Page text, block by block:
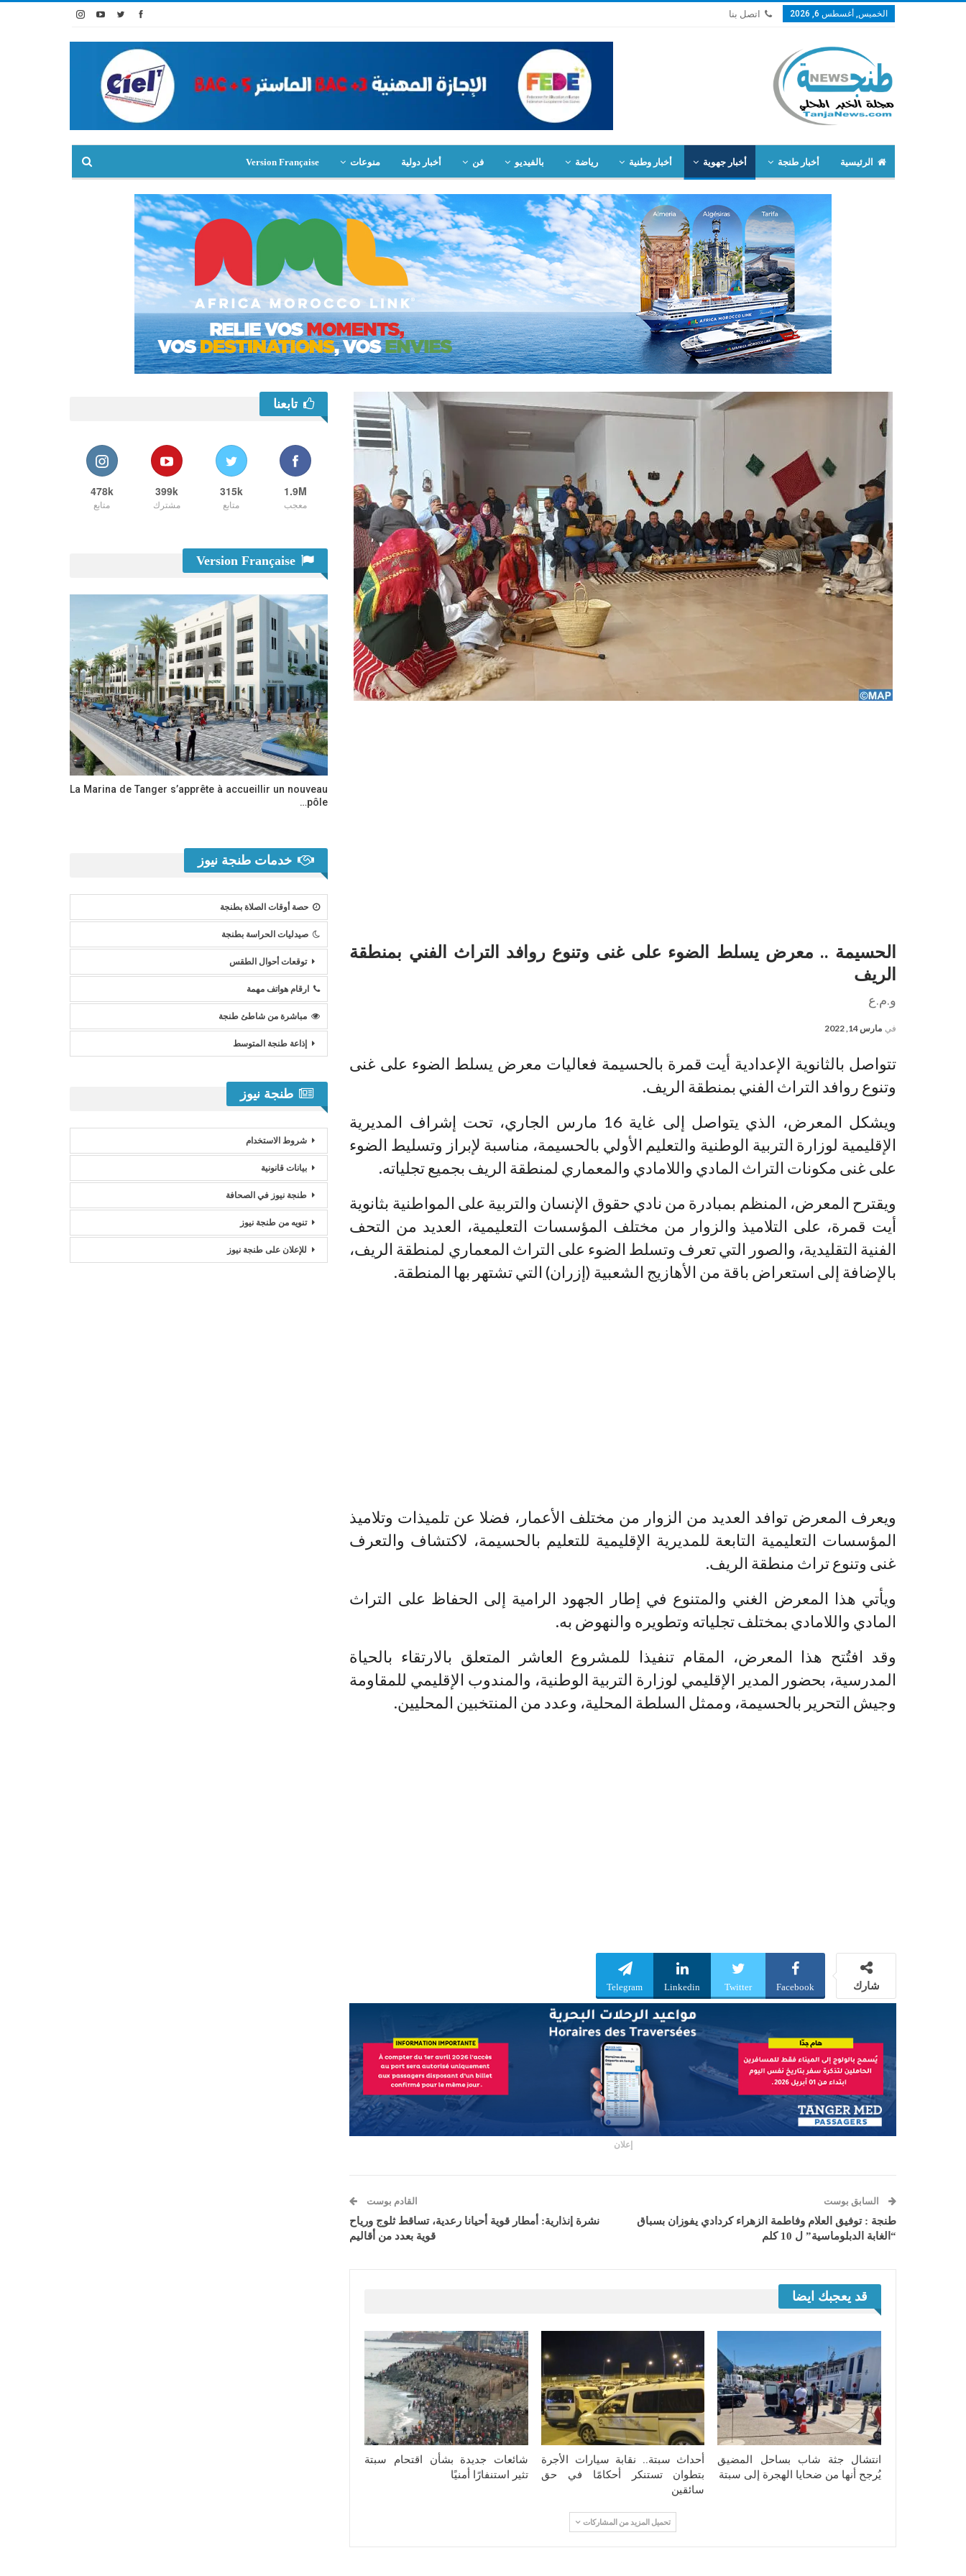
الخميس, أغسطس 6, 2026 اتصل بنا
الرئيسية أخبار طنجة أخبار جهوية أخبار وطنية رياضة بالفيديو فن أخبار دولية منوعات Version Française
الحسيمة .. معرض يسلط الضوء على غنى وتنوع روافد التراث الفني بمنطقة
الريف
و.م.ع
في مارس 14, 2022
تتواصل بالثانوية الإعدادية أيت قمرة بالحسيمة فعاليات معرض يسلط الضوء على غنى
وتنوع روافد التراث الفني بمنطقة الريف.
ويشكل المعرض، الذي يتواصل إلى غاية 16 مارس الجاري، تحت إشراف المديرية
الإقليمية لوزارة التربية الوطنية والتعليم الأولي بالحسيمة، مناسبة لإبراز وتسليط الضوء
على غنى مكونات التراث المادي واللامادي والمعماري لمنطقة الريف بجميع تجلياته.
ويقترح المعرض، المنظم بمبادرة من نادي حقوق الإنسان والتربية على المواطنية بثانوية
أيت قمرة، على التلاميذ والزوار من مختلف المؤسسات التعليمية، العديد من التحف
الفنية التقليدية، والصور التي تعرف وتسلط الضوء على التراث المعماري لمنطقة الريف،
بالإضافة إلى استعراض باقة من الأهازيج الشعبية (إزران) التي تشتهر بها المنطقة.
ويعرف المعرض توافد العديد من الزوار من مختلف الأعمار، فضلا عن تلميذات وتلاميذ
المؤسسات التعليمية التابعة للمديرية الإقليمية للتعليم بالحسيمة، لاكتشاف والتعرف
غنى وتنوع تراث منطقة الريف.
ويأتي هذا المعرض الغني والمتنوع في إطار الجهود الرامية إلى الحفاظ على التراث
المادي واللامادي بمختلف تجلياته وتطويره والنهوض به.
وقد افتُتح هذا المعرض، المقام تنفيذا للمشروع العاشر المتعلق بالارتقاء بالحياة
المدرسية، بحضور المدير الإقليمي لوزارة التربية الوطنية، والمندوب الإقليمي للمقاومة
وجيش التحرير بالحسيمة، وممثل السلطة المحلية، وعدد من المنتخبين المحليين.
شارك Facebook
Twitter
Linkedin
Telegram
إعلان
السابق بوست
طنجة : توفيق العلام وفاطمة الزهراء كردادي يفوزان بسباق
“الغابة الدبلوماسية” ل 10 كلم
القادم بوست
نشرة إنذارية: أمطار قوية أحيانا رعدية، تساقط ثلوج ورياح
قوية بعدد من أقاليم
قد يعجبك ايضا
انتشال جثة شاب بساحل المضيق
يُرجح أنها من ضحايا الهجرة إلى سبتة
أحداث سبتة.. نقابة سيارات الأجرة
بتطوان تستنكر أحكامًا في حق
سائقين
شائعات جديدة بشأن اقتحام سبتة
تثير استنفارًا أمنيًا
تحميل المزيد من المشاركات
تابعنا
1.9M
معجب
315k
متابع
399k
مشترك
478k
متابع
La Marina de Tanger s’apprête à accueillir un nouveau
pôle…
خدمات طنجة نيوز
حصة أوقات الصلاة بطنجة
صيدليات الحراسة بطنجة
توقعات أحوال الطقس
ارقام هواتف مهمة
مباشرة من شاطئ طنجة
إذاعة طنجة المتوسط
طنجة نيوز
شروط الاستخدام
بيانات قانونية
طنجة نيوز في الصحافة
تنويه من طنجة نيوز
للإعلان على طنجة نيوز